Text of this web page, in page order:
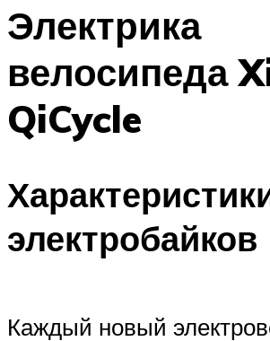
Электрика
велосипеда
QiCycle
электробайков
Каждый новый